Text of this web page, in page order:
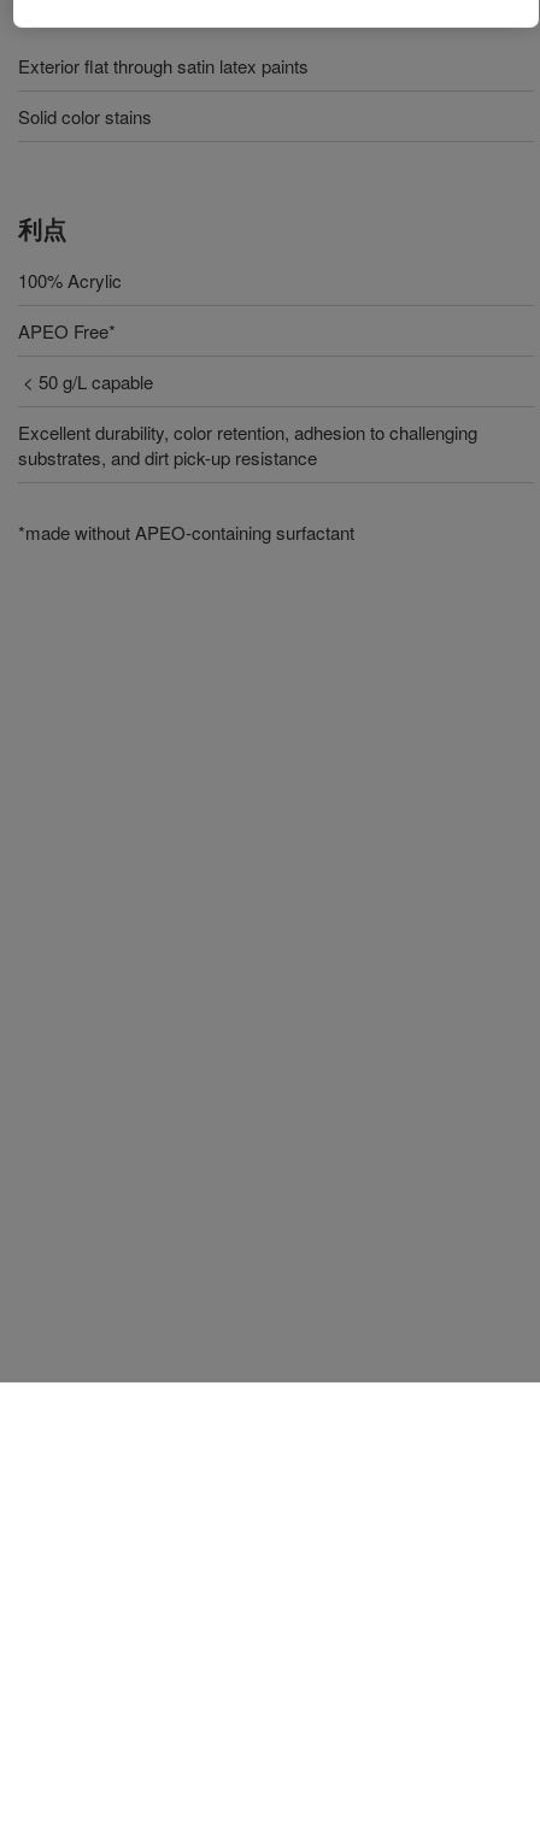
Exterior flat through satin latex paints
Solid color stains
利点
100% Acrylic
APEO Free*
< 50 g/L capable
Excellent durability, color retention, adhesion to challenging
substrates, and dirt pick-up resistance
*made without APEO-containing surfactant